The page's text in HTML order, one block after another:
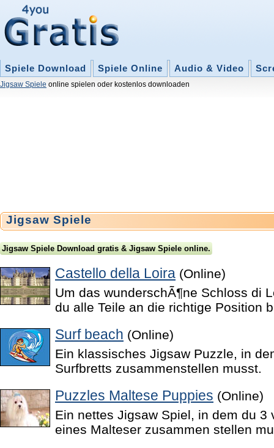
Spiele Download Spiele Online Audio & Video
Jigsaw Spiele online spielen oder kostenlos downloaden
Jigsaw Spiele
Jigsaw Spiele Download gratis & Jigsaw Spiele online.
Castello della Loira (Online)
Um das wunderschÃ¶ne Schloss di
du alle Teile an die richtige Position
Surf beach (Online)
Ein klassisches Jigsaw Puzzle, in
Surfbretts zusammenstellen musst.
Puzzles Maltese Puppies (Online)
Ein nettes Jigsaw Spiel, in dem du 3
eines Malteser zusammen stellen